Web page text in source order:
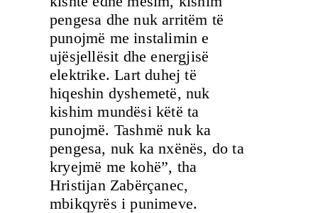
pengesa dhe nuk arritëm të
punojmë me instalimin e
ujësjellësit dhe energjisë
elektrike. Lart duhej të
hiqeshin dyshemetë, nuk
kishim mundësi këtë ta
punojmë. Tashmë nuk ka
pengesa, nuk ka nxënës, do ta
kryejmë me kohë”, tha
Hristijan Zabërçanec,
mbikqyrës i punimeve.